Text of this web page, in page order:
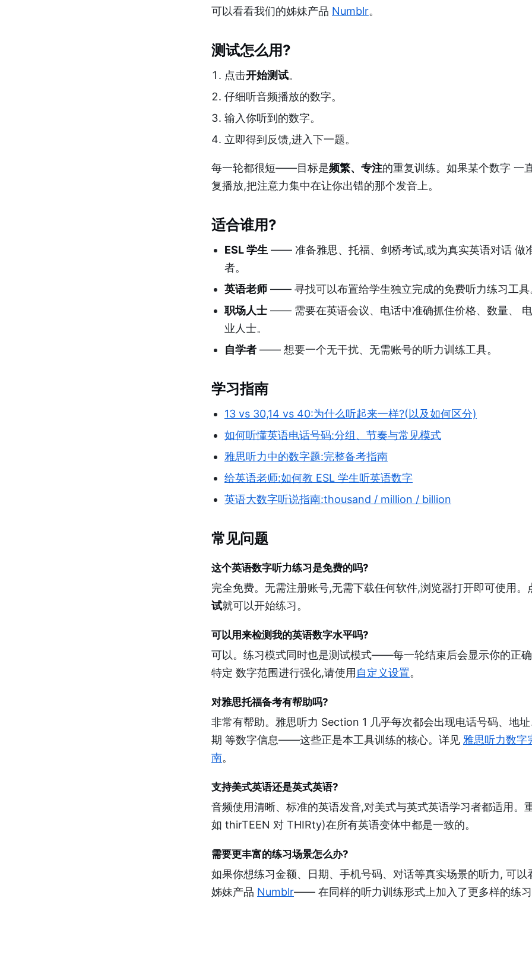
可以看看我们的姊妹产品 Numblr。
测试怎么用?
点击开始测试。
仔细听音频播放的数字。
输入你听到的数字。
立即得到反馈,进入下一题。
每一轮都很短——目标是频繁、专注的重复训练。如果某个数字 一
复播放,把注意力集中在让你出错的那个发音上。
适合谁用?
ESL 学生 —— 准备雅思、托福、剑桥考试,或为真实英语对话 做
者。
英语老师 —— 寻找可以布置给学生独立完成的免费听力练习工具
职场人士 —— 需要在英语会议、电话中准确抓住价格、数量、
业人士。
自学者 —— 想要一个无干扰、无需账号的听力训练工具。
学习指南
13 vs 30,14 vs 40:为什么听起来一样?(以及如何区分)
如何听懂英语电话号码:分组、节奏与常见模式
雅思听力中的数字题:完整备考指南
给英语老师:如何教 ESL 学生听英语数字
英语大数字听说指南:thousand / million / billion
常见问题
这个英语数字听力练习是免费的吗?
完全免费。无需注册账号,无需下载任何软件,浏览器打开即可使用。
试就可以开始练习。
可以用来检测我的英语数字水平吗?
可以。练习模式同时也是测试模式——每一轮结束后会显示你的正
特定 数字范围进行强化,请使用 自定义设置。
对雅思托福备考有帮助吗?
非常有帮助。雅思听力 Section 1 几乎每次都会出现电话号码、地址
期 等数字信息——这些正是本工具训练的核心。详见 雅思听力数字
南。
支持美式英语还是英式英语?
音频使用清晰、标准的英语发音,对美式与英式英语学习者都适用。
如 thirTEEN 对 THIRty)在所有英语变体中都是一致的。
需要更丰富的练习场景怎么办?
如果你想练习金额、日期、手机号码、对话等真实场景的听力, 可以
姊妹产品 Numblr—— 在同样的听力训练形式上加入了更多样的练习